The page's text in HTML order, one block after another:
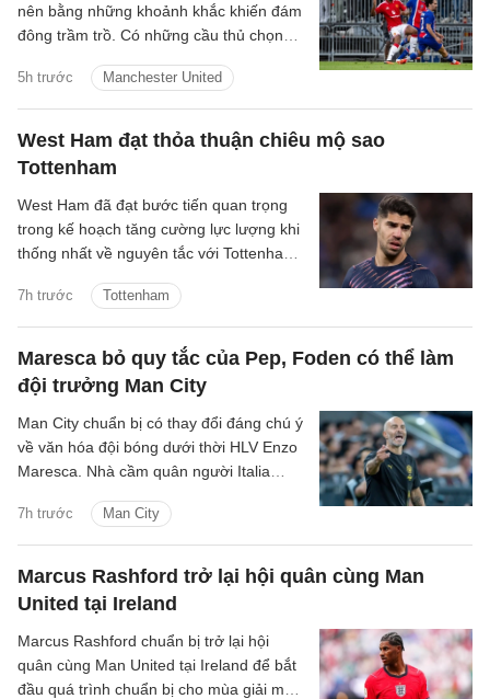
5h trước Manchester United
nên bằng những khoảnh khắc khiến đám
đông trầm trồ. Có những cầu thủ chọn
một pha xoay người đúng lúc, một đường
chuyền tưởng như giản đơn nhưng mở ra
cả khoảng trời phía trước. Youri
Tielemans là kiểu tiền vệ như thế.
West Ham đạt thỏa thuận chiêu mộ sao
Tottenham
7h trước Tottenham
West Ham đã đạt bước tiến quan trọng
trong kế hoạch tăng cường lực lượng khi
thống nhất về nguyên tắc với Tottenham
Maresca bỏ quy tắc của Pep, Foden có thể làm
đội trưởng Man City
7h trước Man City
Man City chuẩn bị có thay đổi đáng chú ý
về văn hóa đội bóng dưới thời HLV Enzo
Maresca. Nhà cầm quân người Italia
chọn đội trưởng từng được Pep
Guardiola duy trì trong nhiều năm.
Marcus Rashford trở lại hội quân cùng Man
United tại Ireland
Marcus Rashford chuẩn bị trở lại hội
quân cùng Man United tại Ireland để bắt
đầu quá trình chuẩn bị cho mùa giải mới.